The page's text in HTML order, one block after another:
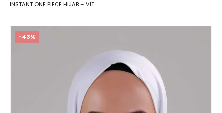
INSTANT ONE PIECE HIJAB – VIT
-43%